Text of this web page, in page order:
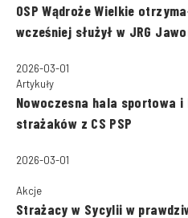
OSP Wądroże Wielkie
wcześniej służył w JRG
2026-03-01
Artykuły
Nowoczesna hala sportowa i
strażaków z CS PSP
2026-03-01
Akcje
Strażacy w Sycylii w